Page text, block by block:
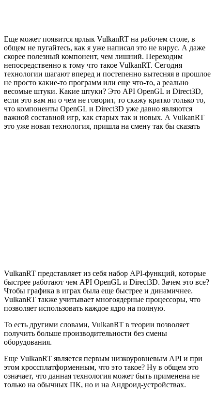
Еще может появится ярлык VulkanRT на рабочем столе, в
общем не пугайтесь, как я уже написал это не вирус. А даже
скорее полезный компонент, чем лишний. Переходим
непосредственно к тому что такое VulkanRT. Сегодня
технологии шагают вперед и постепенно вытесняя в прошлое
не просто какие-то программ или еще что-то, а реально
весомые штуки. Какие штуки? Это API OpenGL и Direct3D,
если это вам ни о чем не говорит, то скажу кратко только то,
что компоненты OpenGL и Direct3D уже давно являются
важной составной игр, как старых так и новых. А VulkanRT
это уже новая технология, пришла на смену так бы сказать
VulkanRT представляет из себя набор API-функций, которые
быстрее работают чем API OpenGL и Direct3D. Зачем это все?
Чтобы графика в играх была еще быстрее и динамичнее.
VulkanRT также учитывает многоядерные процессоры, что
позволяет использовать каждое ядро на полную.
То есть другими словами, VulkanRT в теории позволяет
получить больше производительности без смены
оборудования.
Еще VulkanRT является первым низкоуровневым API и при
этом кроссплатформенным, что это такое? Ну в общем это
означает, что данная технология может быть применена не
только на обычных ПК, но и на Андроид-устройствах.